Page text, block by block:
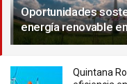
Oportunidades
energía renovable
Quintana